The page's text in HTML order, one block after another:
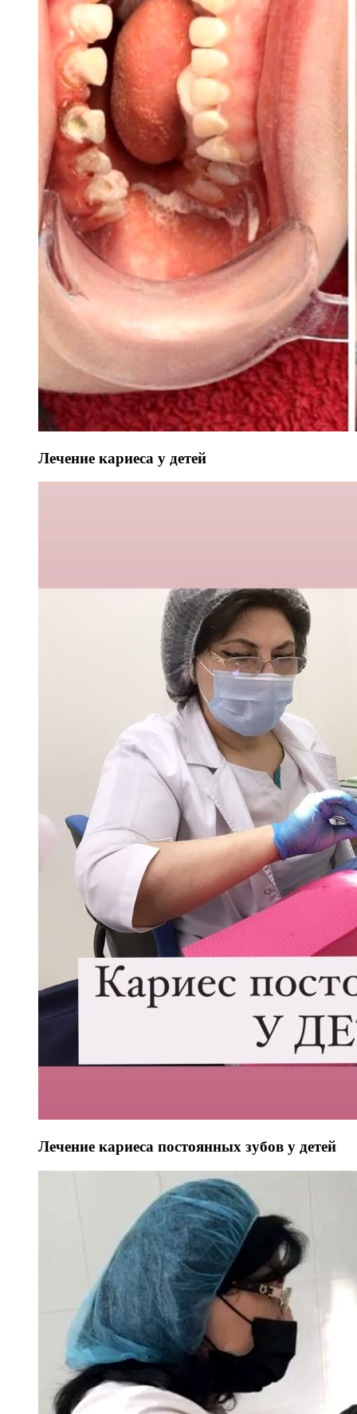
Лечение кариеса у детей
Лечение кариеса постоянных зубов у детей